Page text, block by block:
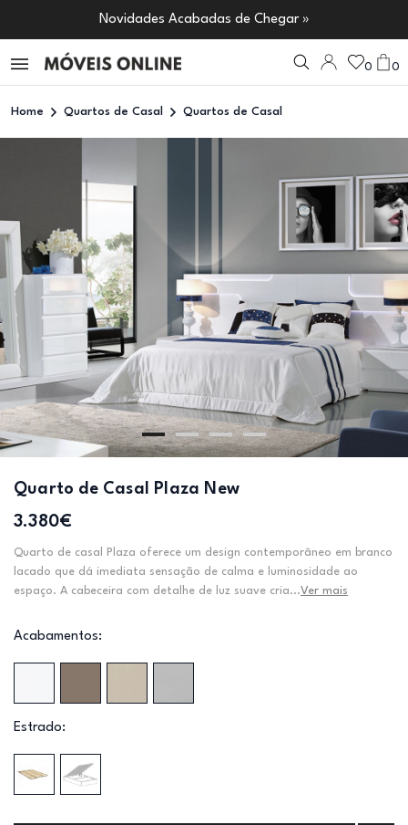
Novidades Acabadas de Chegar »
0 0
Home Quartos de Casal Quartos de Casal
Quarto de Casal Plaza New
3.380€
Quarto de casal Plaza oferece um design contemporâneo em branco
lacado que dá imediata sensação de calma e luminosidade ao
espaço. A cabeceira com detalhe de luz suave cria...Ver mais
Acabamentos:
Estrado: